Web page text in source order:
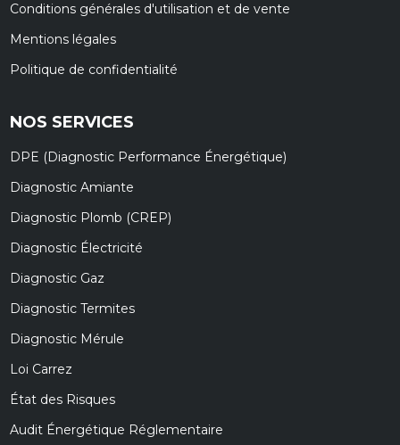
Conditions générales d'utilisation et de vente
Mentions légales
Politique de confidentialité
NOS SERVICES
DPE (Diagnostic Performance Énergétique)
Diagnostic Amiante
Diagnostic Plomb (CREP)
Diagnostic Électricité
Diagnostic Gaz
Diagnostic Termites
Diagnostic Mérule
Loi Carrez
État des Risques
Audit Énergétique Réglementaire